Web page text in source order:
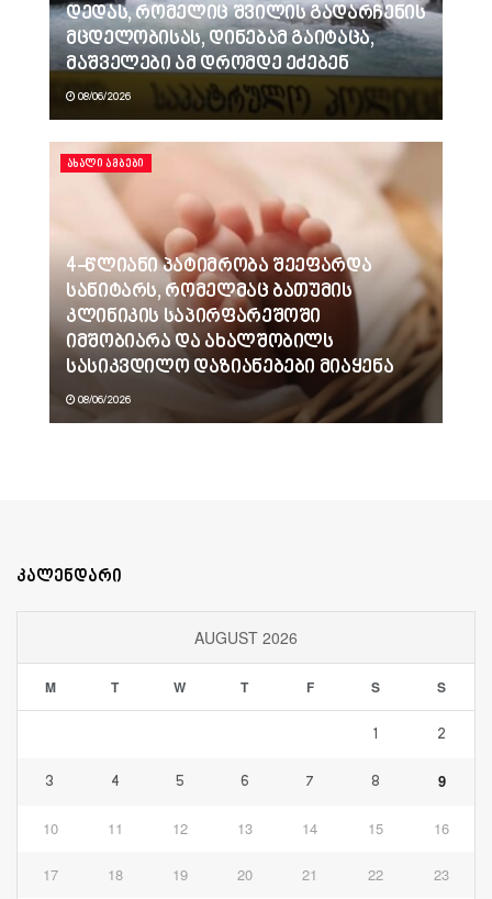
დედას, რომელიც შვილის გადარჩენის
მცდელობისას, დინებამ გაიტაცა,
მაშველები ამ დრომდე ეძებენ
08/06/2026
ᲐᲮᲐᲚᲘ ᲐᲛᲑᲔᲑᲘ
4-წლიანი პატიმრობა შეეფარდა
სანიტარს, რომელმაც ბათუმის
კლინიკის საპირფარეშოში
იმშობიარა და ახალშობილს
სასიკვდილო დაზიანებები მიაყენა
08/06/2026
კალენდარი
AUGUST 2026
M T W T F S S
1 2
3 4 5 6 7 8 9
10 11 12 13 14 15 16
17 18 19 20 21 22 23